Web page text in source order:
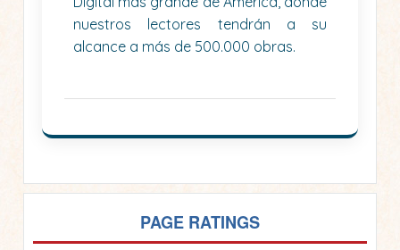
nuestros lectores tendrán a su
alcance a más de 500.000 obras.
PAGE RATINGS